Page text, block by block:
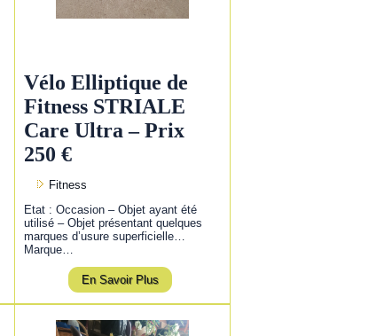
Vélo Elliptique de
Fitness STRIALE
Care Ultra – Prix
250 €
Fitness
Etat : Occasion – Objet ayant été
utilisé – Objet présentant quelques
marques d’usure superficielle…
Marque…
En Savoir Plus